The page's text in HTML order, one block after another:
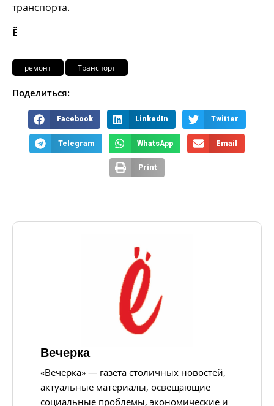
транспорта.
Ё
ремонт Транспорт
Поделиться:
Facebook LinkedIn Twitter
Telegram WhatsApp Email
Print
Вечерка
«Вечёрка» — газета столичных новостей,
актуальные материалы, освещающие
социальные проблемы, экономические и